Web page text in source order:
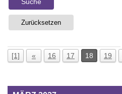
Suche
Zurücksetzen
[1] « 16 17 18 19